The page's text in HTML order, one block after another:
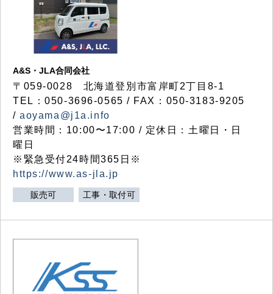
A&S・JLA合同会社
〒 059-0028 北海道登別市富岸町2丁目 8-1
TEL：050-3696-0565 / FAX：050-3183-9205
/aoyama@j1a.info
営業時間：10:00〜17:00 / 定休日：土曜日・日
曜日
※緊急受付24時間365日※
https://www.as-jla.jp
販売可 工事・取付可